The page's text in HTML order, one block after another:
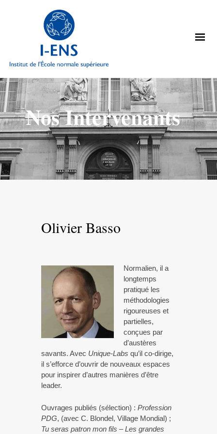
Nos Intervenants
Olivier Basso
Normalien, il a
longtemps
pratiqué les
méthodologies
rigoureuses et
partielles,
conçues par
d’austères
savants. Avec Unique-Labsqu’il co-dirige,
il s’efforce d’ouvrir de nouveaux espaces
pour inspirer d’autres manières d’être
leader.
Ouvrages publiés (sélection) :Profession
PDG, (avec C. Blondel, Village Mondial) ;
Tu seras patron mon fils – Les grandes